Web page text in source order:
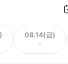
08.14(금)
-